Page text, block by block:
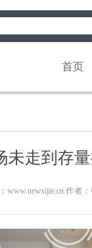
首页
未走到存
www.newsijie.cn 作者